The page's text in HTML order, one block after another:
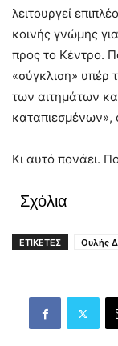
λειτουργεί
κοινής γνώμης
προς το Κέντρο.
«σύγκλιση» υπέρ
των αιτημάτων
καταπιεσμένων»,
Κι αυτό πονάει.
Σχόλια
ΕΤΙΚΕΤΕΣ Ουλής